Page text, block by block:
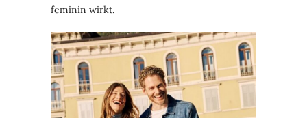
feminin wirkt.